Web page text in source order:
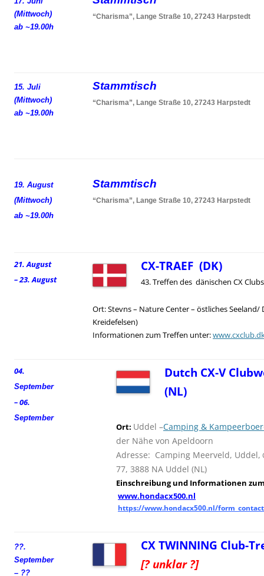
(Mittwoch)
ab ~19.00h
“Charisma”, Lange Straße 10, 27243 Harpstedt
15. Juli
(Mittwoch)
ab ~19.00h
Stammtisch
“Charisma”, Lange Straße 10, 27243 Harpstedt
19. August
(Mittwoch)
ab ~19.00h
Stammtisch
“Charisma”, Lange Straße 10, 27243 Harpstedt
21. August
– 23. August
CX-TRAEF (DK)
43. Treffen des dänischen CX Clubs
Ort: Stevns – Nature Center – östliches Seeland/
Kreidefelsen)
Informationen zum Treffen unter:
04.
September
– 06.
September
Dutch CX-V
(NL)
Ort: Uddel –Camping &
der Nähe von Apeldoorn
Adresse: Camping Meerveld, Uddel,
77, 3888 NA Uddel (NL)
Einschreibung und Informationen
www.hondacx500.nl
https://www.hondacx500.nl/
??.
September
– ??
CX TWINNING Club-
[? unklar ?]